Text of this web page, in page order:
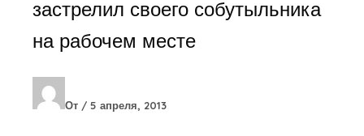
застрелил своего собутыльника
на рабочем месте
От / 5 апреля, 2013